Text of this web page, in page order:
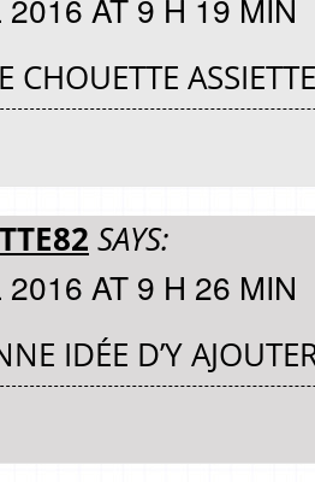
2016 AT 9 H 19 MIN
CHOUETTE
SAYS:
2016 AT 9 H 26 MIN
IDÉE D’Y